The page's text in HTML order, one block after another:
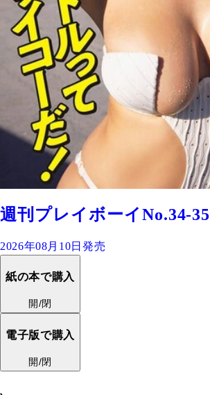
週刊プレイボーイNo.34-35
2026年08月10日発売
紙の本で購入
開/閉
電子版で購入
開/閉